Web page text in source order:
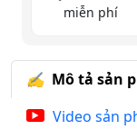
miễn phí
Mô tả sản
Video sản